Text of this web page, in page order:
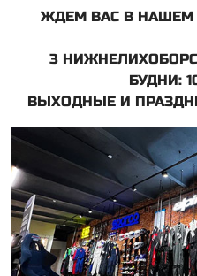
ЖДЕМ ВАС В НАШЕМ
3
БУДНИ:
ВЫХОДНЫЕ И